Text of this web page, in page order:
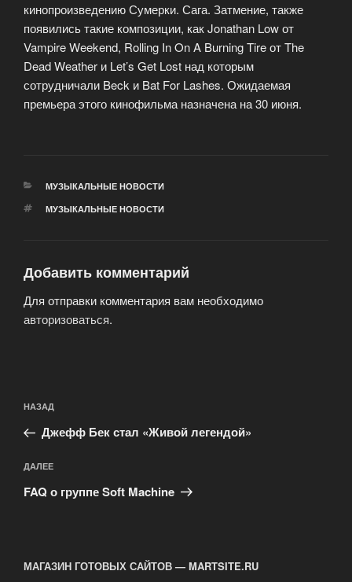
кинопроизведению Сумерки. Сага. Затмение, также
появились такие композиции, как Jonathan Low от
Vampire Weekend, Rolling In On A Burning Tire от The
Dead Weather и Let’s Get Lost над которым
сотрудничали Beck и Bat For Lashes. Ожидаемая
премьера этого кинофильма назначена на 30 июня.
РУБРИКИ
МУЗЫКАЛЬНЫЕ НОВОСТИ
МЕТКИ
МУЗЫКАЛЬНЫЕ НОВОСТИ
Добавить комментарий
Для отправки комментария вам необходимо
авторизоваться.
по
записям
Предыдущая
запись:
НАЗАД
Джефф Бек стал «Живой легендой»
Следующая
запись
ДАЛЕЕ
FAQ о группе Soft Machine
МАГАЗИН ГОТОВЫХ САЙТОВ — MARTSITE.RU